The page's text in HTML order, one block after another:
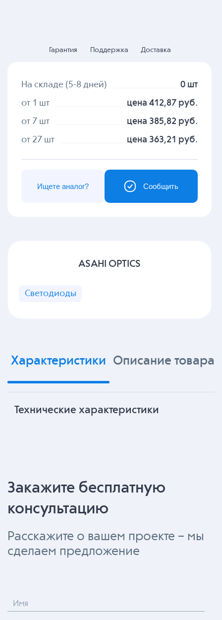
Гарантия Поддержка Доставка
На складе (5-8 дней) 0 шт
от 1 шт цена 412,87 руб.
от 7 шт цена 385,82 руб.
от 27 шт цена 363,21 руб.
Сообщить
Ищете аналог?
ASAHI OPTICS
Светодиоды
Характеристики Описание товара
Технические характеристики
Закажите бесплатную
консультацию
Расскажите о вашем проекте – мы
сделаем предложение
Имя